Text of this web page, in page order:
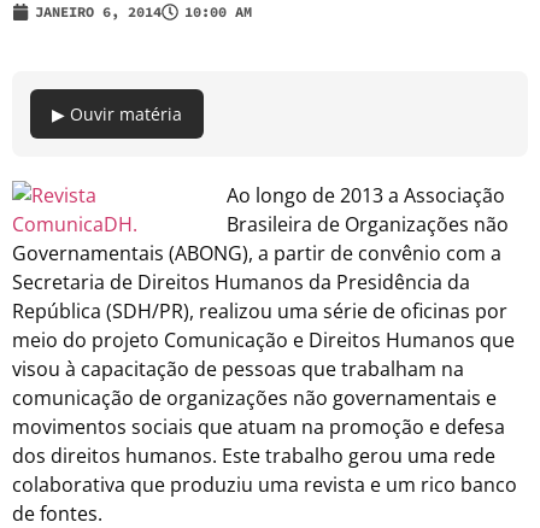
JANEIRO 6, 2014 10:00 AM
▶ Ouvir matéria
Ao longo de 2013 a Associação
Brasileira de Organizações não
Governamentais (ABONG), a partir de convênio com a
Secretaria de Direitos Humanos da Presidência da
República (SDH/PR), realizou uma série de oficinas por
meio do projeto Comunicação e Direitos Humanos que
visou à capacitação de pessoas que trabalham na
comunicação de organizações não governamentais e
movimentos sociais que atuam na promoção e defesa
dos direitos humanos. Este trabalho gerou uma rede
colaborativa que produziu uma revista e um rico banco
de fontes.